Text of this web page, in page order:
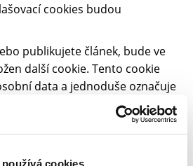
cookies
cookies budou
publikujete článek, bude ve
další cookie. Tento cookie
data a jednoduše označuje
právě upravili. Jeho platnost